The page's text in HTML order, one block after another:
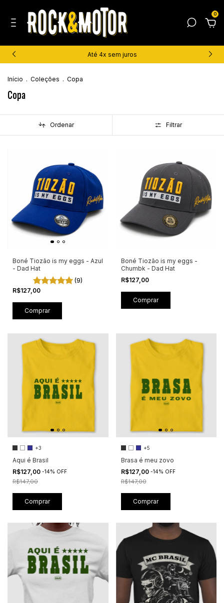
0
Até 4x sem juros
Início . Coleções . Copa
Copa
Ordenar Filtrar
Boné Tiozão is my eggs - Azul
- Dad Hat
(9)
R$127,00
Boné Tiozão is my eggs -
Chumbk - Dad Hat
R$127,00
+3
Aqui é Brasil
R$127,00 -14% OFF
R$147,00
Comprar
+5
Brasa é meu zovo
R$127,00 -14% OFF
R$147,00
Comprar